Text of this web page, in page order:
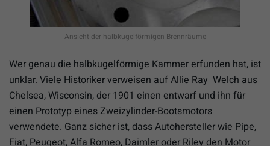
Ansicht der halbkugelförmigen Brennräume
Wer genau die halbkugelförmige Kammer erfunden hat, ist
unklar. Viele Historiker verweisen auf Allie Ray Welch aus
Chelsea, Wisconsin, der 1901 einen entwarf und ihn für
einen Prototyp eines Zweizylinder-Bootsmotors
verwendete. Ganz sicher ist, dass Autohersteller wie Pipe,
Fiat, Peugeot, Alfa Romeo, Daimler oder Riley den Motor